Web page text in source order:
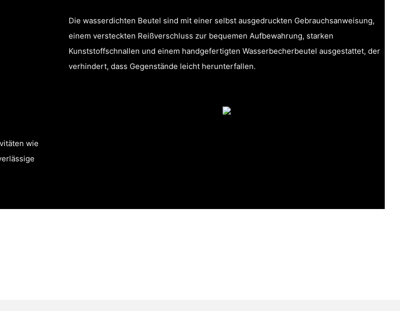
Die wasserdichten Beutel sind mit einer selbst ausgedruckten Gebrauchsanweisung,
einem versteckten Reißverschluss zur bequemen Aufbewahrung, starken
Kunststoffschnallen und einem handgefertigten Wasserbecherbeutel ausgestattet, der
verhindert, dass Gegenstände leicht herunterfallen.
wie